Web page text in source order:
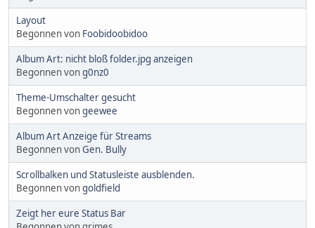
Layout
Begonnen von Foobidoobidoo
Album Art: nicht bloß folder.jpg anzeigen
Begonnen vong0nz0
Theme-Umschalter gesucht
Begonnen vongeewee
Album Art Anzeige für Streams
Begonnen vonGen. Bully
Scrollbalken und Statusleiste ausblenden.
Begonnen vongoldfield
Zeigt her eure Status Bar